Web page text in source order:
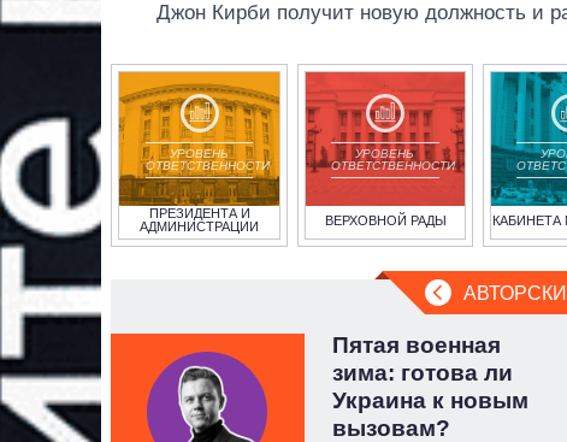
Джон Кирби получит новую должность и
УРОВЕНЬ
ОТВЕТСТВЕННОСТИ
ПРЕЗИДЕНТА И
АДМИНИСТРАЦИИ
УРОВЕНЬ
ОТВЕТСТВЕННОСТИ
ВЕРХОВНОЙ РАДЫ
Пятая военная
зима: готова ли
Украина к новым
вызовам?